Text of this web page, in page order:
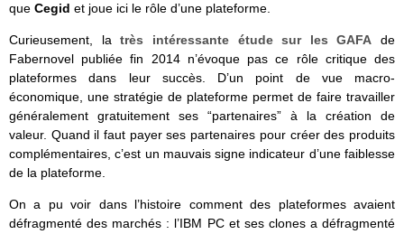
que Cegid et joue ici le rôle d’une plateforme.
Curieusement, latrès intéressante étude sur les GAFA de
Fabernovel publiée fin 2014 n’évoque pas ce rôle critique des
plateformes dans leur succès. D’un point de vue macro-
économique, une stratégie de plateforme permet de faire travailler
généralement gratuitement ses “partenaires” à la création de
valeur. Quand il faut payer ses partenaires pour créer des produits
complémentaires, c’est un mauvais signe indicateur d’une faiblesse
de la plateforme.
On a pu voir dans l’histoire comment des plateformes avaient
défragmenté des marchés : l’IBM PC et ses clones a défragmenté